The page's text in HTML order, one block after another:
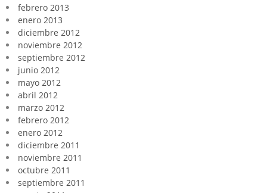
febrero 2013
enero 2013
diciembre 2012
noviembre 2012
septiembre 2012
junio 2012
mayo 2012
abril 2012
marzo 2012
febrero 2012
enero 2012
diciembre 2011
noviembre 2011
octubre 2011
septiembre 2011